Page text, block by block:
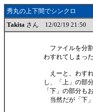
秀丸の上下間でシンクロ
Takita さん 12/02/19 21:50
ファイルを分
わすれてしまった
えーと、わす
し、「上」の部
「下」の部分も
当然だが「下